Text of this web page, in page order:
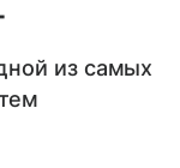
из самых